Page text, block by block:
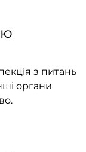
з питань
органи